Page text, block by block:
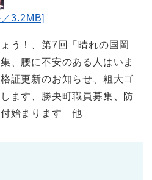
3.2MB]
う！、第7回「晴れの国岡
、腰に不安のある人はいま
証更新のお知らせ、粗大ゴ
ます、勝央町職員募集、防
付始まります 他